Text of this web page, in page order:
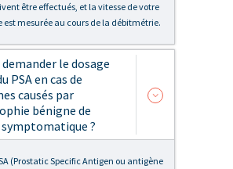
être effectués, et la vitesse de votre
est mesurée au cours de la débitmétrie.
le dosage
PSA en cas de
causés par
bénigne de
?
(Prostatic Specific Antigen ou antigène